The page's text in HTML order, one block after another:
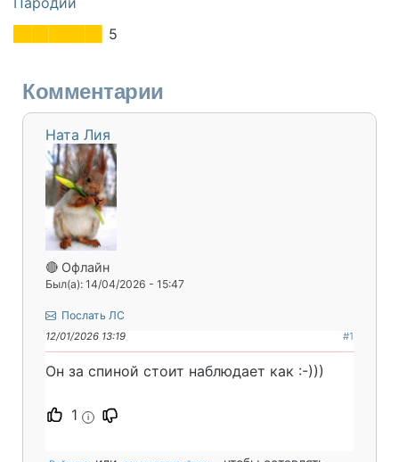
5
Комментарии
Ната Лия
🔴 Офлайн
Был(а): 14/04/2026 - 15:47
Послать ЛС
12/01/2026 13:19 #1
Он за спиной стоит наблюдает как :-)))
1 i